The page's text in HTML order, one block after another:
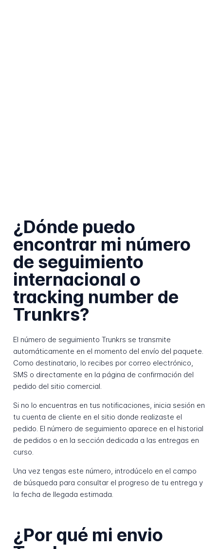
¿Dónde puedo
encontrar mi número
de seguimiento
internacional o
tracking number de
Trunkrs?
El número de seguimiento Trunkrs se transmite
automáticamente en el momento del envío del paquete.
Como destinatario, lo recibes por correo electrónico,
SMS o directamente en la página de confirmación del
pedido del sitio comercial.
Si no lo encuentras en tus notificaciones, inicia sesión en
tu cuenta de cliente en el sitio donde realizaste el
pedido. El número de seguimiento aparece en el historial
de pedidos o en la sección dedicada a las entregas en
curso.
Una vez tengas este número, introdúcelo en el campo
de búsqueda para consultar el progreso de tu entrega y
la fecha de llegada estimada.
¿Por qué mi envio